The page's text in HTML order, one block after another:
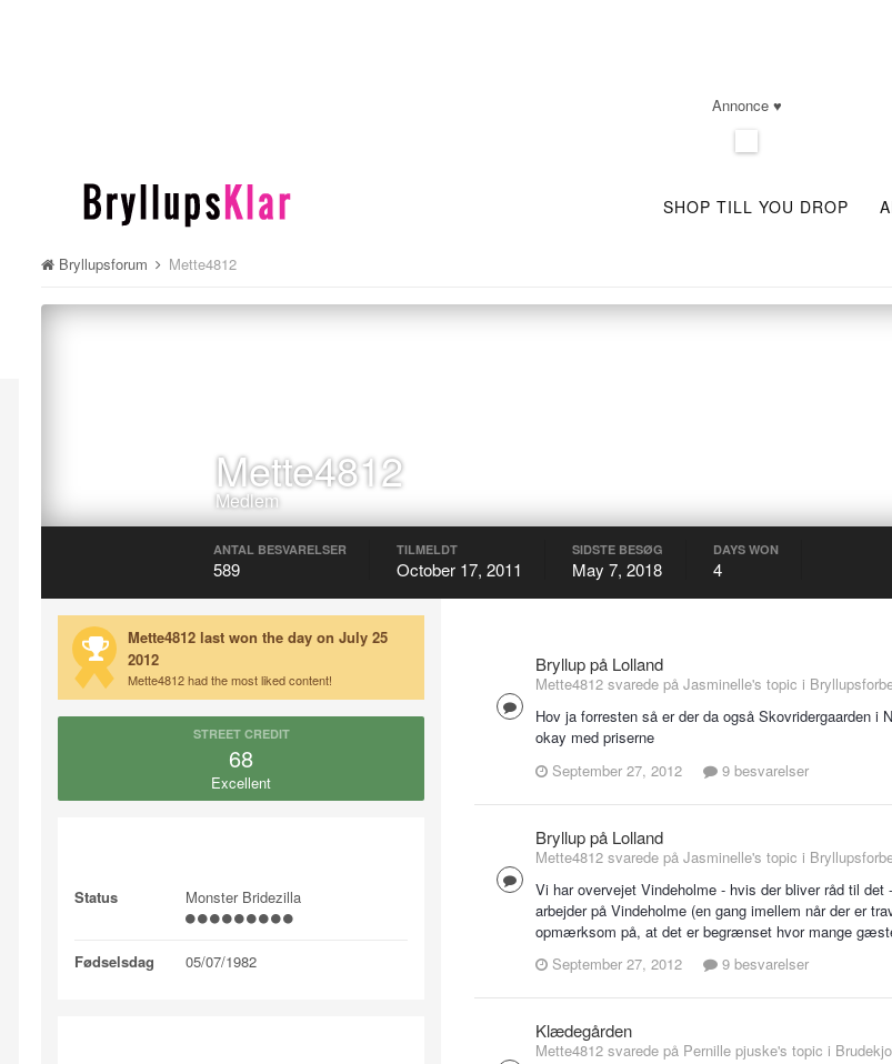
Annonce ♥
SHOP TILL YOU DROP
Bryllupsforum Mette4812
Mette4812
Medlem
ANTAL BESVARELSER
589
TILMELDT
October 17, 2011
SIDSTE BESØG
May 7, 2018
DAYS WON
4
Mette4812 last won the day on July 25
2012
Mette4812 had the most liked content!
STREET CREDIT
68
Excellent
Status Monster Bridezilla
Fødselsdag 05/07/1982
Bryllup på Lolland
Mette4812 svarede på Jasminelle's topic i
Hov ja forresten så er der da også Skovridergaarden
okay med priserne
September 27, 2012
9 besvarelser
Bryllup på Lolland
Mette4812 svarede på Jasminelle's topic i
Vi har overvejet Vindeholme - hvis der bliver råd til
arbejder på Vindeholme (en gang imellem når der er
opmærksom på, at det er begrænset hvor mange
September 27, 2012
9 besvarelser
Klædegården
Mette4812 svarede på Pernille pjuske's topic i